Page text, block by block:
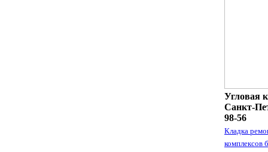
Угловая
Санкт-
98-56
Кладка
комплексов